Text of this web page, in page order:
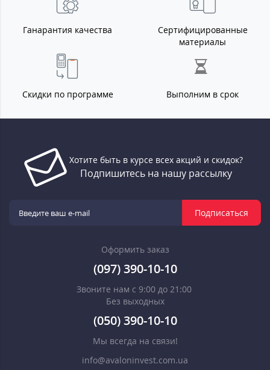
Ганарантия качества
Сертифицированные
материалы
Скидки по программе Выполним в срок
Хотите быть в курсе всех акций и скидок?
Подпишитесь на нашу рассылку
Подписаться
Оформить заказ
(097) 390-10-10
Звоните нам с 9:00 до 21:00
Без выходных
(050) 390-10-10
Мы всегда на связи!
info@avaloninvest.com.ua